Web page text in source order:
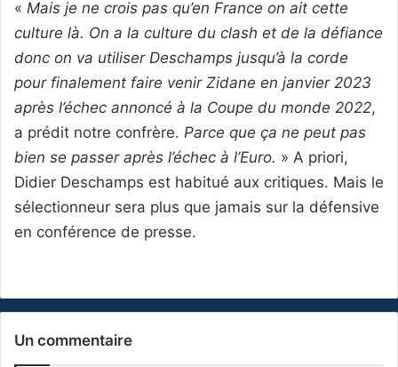
« Mais je ne crois pas qu’en France on ait cette
culture là. On a la culture du clash et de la défiance
donc on va utiliser Deschamps jusqu’à la corde
pour finalement faire venir Zidane en janvier 2023
après l’échec annoncé à la Coupe du monde 2022,
a prédit notre confrère. Parce que ça ne peut pas
bien se passer après l’échec à l’Euro. » A priori,
Didier Deschamps est habitué aux critiques. Mais le
sélectionneur sera plus que jamais sur la défensive
en conférence de presse.
Un commentaire